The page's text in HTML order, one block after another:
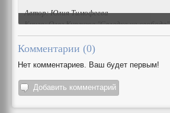
Автор: Юлия Тимофеева
Книга: Олег Кургузов "Селедка на свободе"
Комментарии (0)
Нет комментариев. Ваш будет первым!
Добавить комментарий